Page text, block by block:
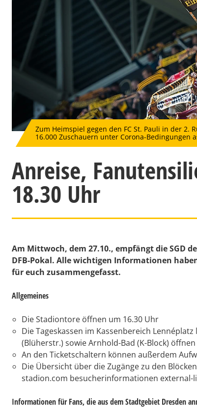
Zum Heimspiel gegen den FC St. Pauli in der 2.
16.000 Zuschauern unter Corona-Bedingungen
Anreise,
18.30 Uhr
Am Mittwoch, dem 27.10., empfängt die SGD
DFB-Pokal. Alle wichtigen Informationen
für euch zusammengefasst.
Allgemeines
Die Stadiontore öffnen um 16.30 Uhr
Die Tageskassen im Kassenbereich
(Blüherstr.) sowie Arnhold-Bad (K-Block)
An den Ticketschaltern können außerdem
Die Übersicht über die Zugänge zu den
stadion.com besucherinformationen external-
Informationen für Fans, die aus dem Stadtgebiet Dresden